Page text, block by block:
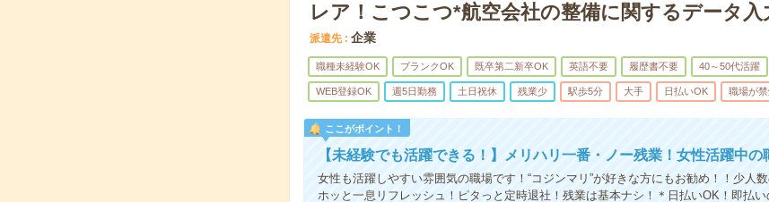
レア！こつこつ*航空会社の整備に関するデータ入
派遣先 企業
職種未経験OK ブランクOK 既卒第二新卒OK 英語不要 履歴書不要 40～50代活躍
WEB登録OK 週5日勤務 土日祝休 残業少 駅歩5分 大手 日払いOK 職場が
ここがポイント！
【未経験でも活躍できる！】メリハリ一番・ノー残業！女性活躍中の
女性も活躍しやすい雰囲気の職場です！“コジンマリ”が好きな方にもお勧め！！少人
ホッと一息リフレッシュ！ピタっと定時退社！残業は基本ナシ！＊日払いOK！即払